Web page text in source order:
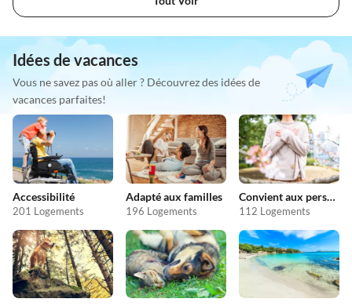
Idées de vacances
Vous ne savez pas où aller ? Découvrez des idées de
vacances parfaites!
Accessibilité
201 Logements
Adapté aux familles
196 Logements
Convient aux personnes allergiques
112 Logements